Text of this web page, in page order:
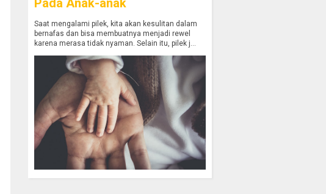
Pada Anak-anak
Saat mengalami pilek, kita akan kesulitan dalam
bernafas dan bisa membuatnya menjadi rewel
karena merasa tidak nyaman. Selain itu, pilek j...